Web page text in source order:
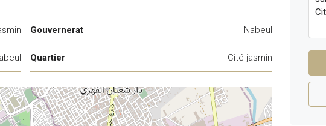
Gouvernerat Nabeul
Quartier Cité jasmin